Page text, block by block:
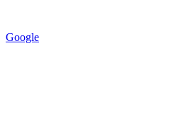
Google